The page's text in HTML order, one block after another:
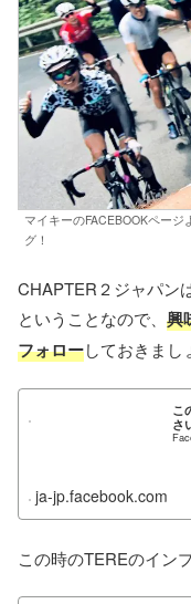
マイキーのFACEBOOKペー
グ！
CHAPTER２ジャパン
ということなので、 興
フォローしておきまし
こ
さ
ja-jp.facebook.com
この時のTEREのイン